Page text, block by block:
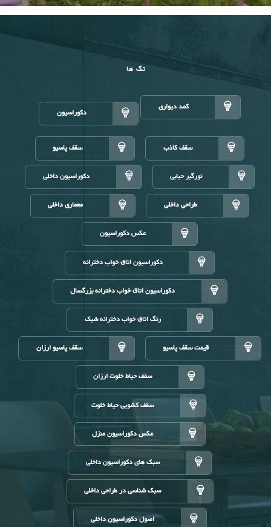
تگ ها
کمد دیواری دکوراسیون
سقف کاذب سقف پاسیو
نورگیر حبابی دکوراسیون داخلی
طراحی داخلی معماری داخلی
عکس دکوراسیون
دکوراسیون اتاق خواب دخترانه
دکوراسیون اتاق خواب دخترانه بزرگسال
رنگ اتاق خواب دخترانه شیک
قیمت سقف پاسیو سقف پاسیو ارزان
سقف حیاط خلوت ارزان
سقف کشویی حیاط خلوت
عکس دکوراسیون منزل
سبک های دکوراسیون داخلی
سبک شناسی در طراحی داخلی
اصول دکوراسیون داخلی